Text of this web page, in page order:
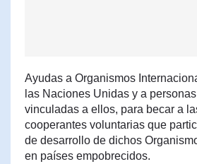
Ayudas a Organismos
las Naciones Unidas y a
vinculadas a ellos, para becar a
cooperantes voluntarias que
de desarrollo de dichos
en países empobrecidos.